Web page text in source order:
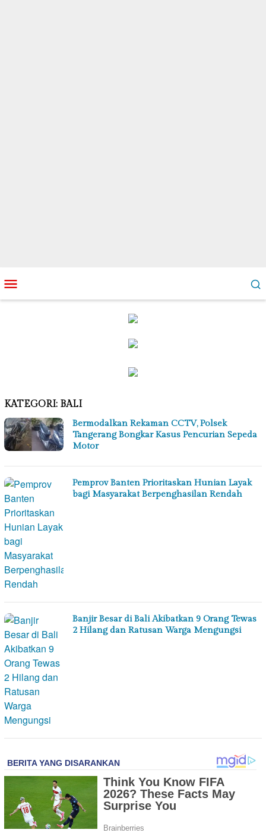
ke
kontenMobile
KATEGORI: BALI
Bermodalkan Rekaman CCTV, Polsek
Tangerang Bongkar Kasus Pencurian Sepeda
Motor
Pemprov Banten Prioritaskan Hunian Layak
bagi Masyarakat Berpenghasilan Rendah
Banjir Besar di Bali Akibatkan 9 Orang Tewas
2 Hilang dan Ratusan Warga Mengungsi